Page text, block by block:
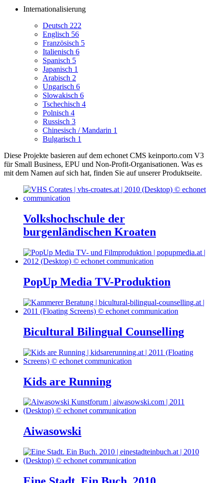
Internationalisierung
Deutsch 222
Englisch 56
Französisch 5
Italienisch 6
Spanisch 5
Japanisch 1
Arabisch 2
Ungarisch 6
Slowakisch 6
Tschechisch 4
Polnisch 4
Russisch 3
Chinesisch / Mandarin 1
Bulgarisch 1
Diese Projekte basieren auf dem echonet CMS keinporto.com V3
für Small Business, EPU und Non-Profit-Organisationen. Was es
mit dem Namen auf sich hat, finden Sie auf unserer Produktseite.
Volkshochschule der
burgenländischen Kroaten
PopUp Media TV-Produktion
Bicultural Bilingual Counselling
Kids are Running
Aiwasowski